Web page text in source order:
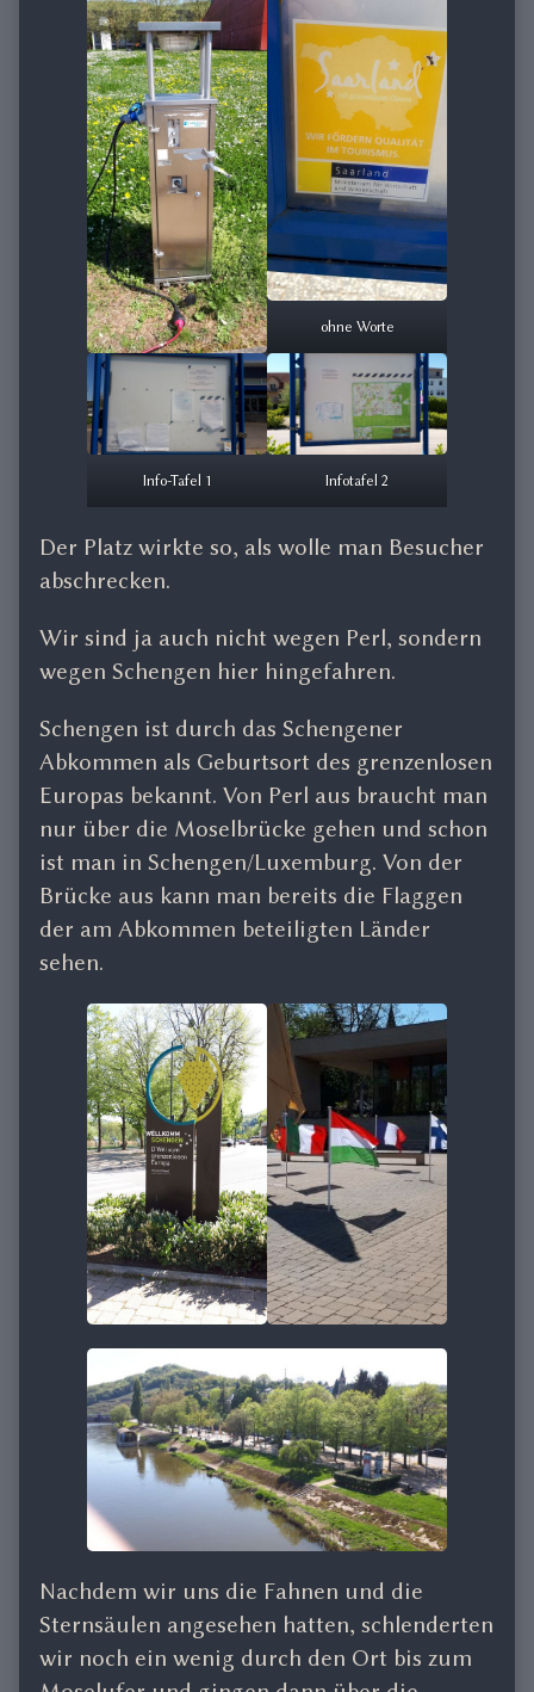
ohne Worte
Info-Tafel 1 Infotafel 2
Der Platz wirkte so, als wolle man Besucher
abschrecken.
Wir sind ja auch nicht wegen Perl, sondern
wegen Schengen hier hingefahren.
Schengen ist durch das Schengener
Abkommen als Geburtsort des grenzenlosen
Europas bekannt. Von Perl aus braucht man
nur über die Moselbrücke gehen und schon
ist man in Schengen/Luxemburg. Von der
Brücke aus kann man bereits die Flaggen
der am Abkommen beteiligten Länder
sehen.
Nachdem wir uns die Fahnen und die
Sternsäulen angesehen hatten, schlenderten
wir noch ein wenig durch den Ort bis zum